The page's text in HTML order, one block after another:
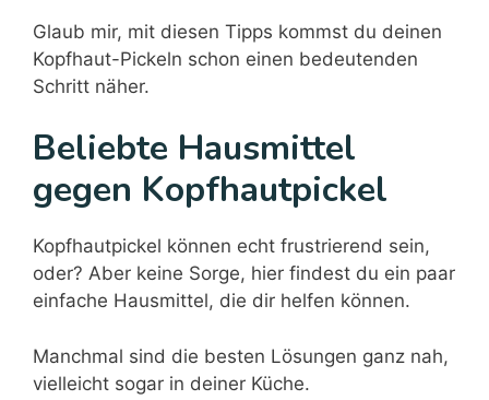
Glaub mir, mit diesen Tipps kommst du deinen
Kopfhaut-Pickeln schon einen bedeutenden
Schritt näher.
Beliebte Hausmittel
gegen Kopfhautpickel
Kopfhautpickel können echt frustrierend sein,
oder? Aber keine Sorge, hier findest du ein paar
einfache Hausmittel, die dir helfen können.
Manchmal sind die besten Lösungen ganz nah,
vielleicht sogar in deiner Küche.